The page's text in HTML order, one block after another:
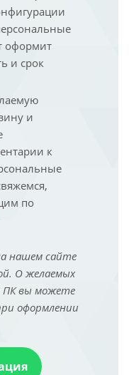
оформит
и срок
и
к
по
нашем сайте
О желаемых
ПК вы можете
оформлении